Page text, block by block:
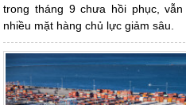
trong tháng 9 chưa hồi phục,
nhiều mặt hàng chủ lực giảm sâu.